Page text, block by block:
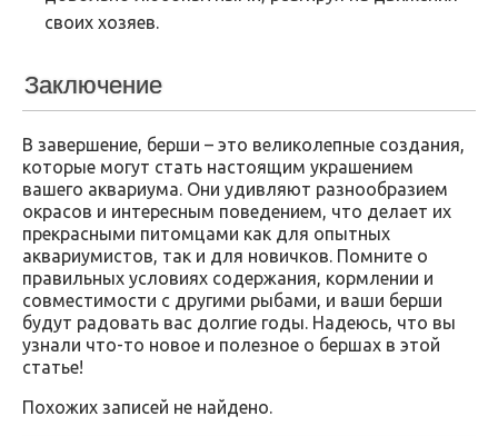
своих хозяев.
Заключение
В завершение, берши – это великолепные создания,
которые могут стать настоящим украшением
вашего аквариума. Они удивляют разнообразием
окрасов и интересным поведением, что делает их
прекрасными питомцами как для опытных
аквариумистов, так и для новичков. Помните о
правильных условиях содержания, кормлении и
совместимости с другими рыбами, и ваши берши
будут радовать вас долгие годы. Надеюсь, что вы
узнали что-то новое и полезное о бершах в этой
статье!
Похожих записей не найдено.